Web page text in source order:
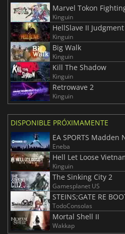
Marvel Tokon
Kinguin
HellSlave II
Kinguin
Big Walk
Kinguin
Kill The Shadow
Kinguin
Retrowave 2
Kinguin
DISPONIBLE PRÓXIMAMENTE
EA SPORTS Madden
Eneba
Hell Let Loose
Kinguin
The Sinking City 2
Gamesplanet US
STEINS;GATE RE
TodoConsolas
Mortal Shell II
Wakkap